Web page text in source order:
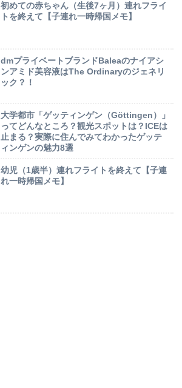
初めての赤ちゃん（生後7ヶ月）連れフライ
トを終えて【子連れ一時帰国メモ】
dmプライベートブランドBaleaのナイアシ
ンアミド美容液はThe Ordinaryのジェネリ
ック？！
大学都市「ゲッティンゲン（Göttingen）」
ってどんなところ？観光スポットは？ICEは
止まる？実際に住んでみてわかったゲッテ
ィンゲンの魅力8選
幼児（1歳半）連れフライトを終えて【子連
れ一時帰国メモ】